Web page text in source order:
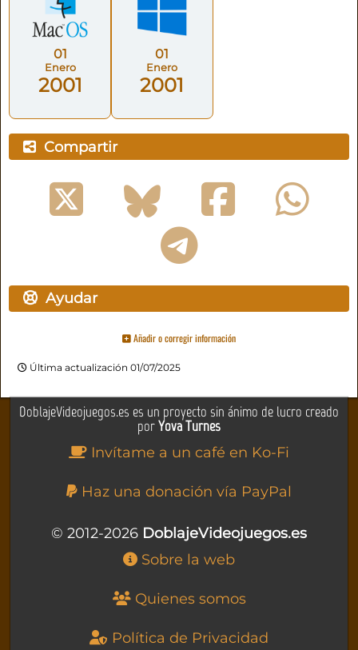
01
Enero
2001
01
Enero
2001
Compartir
Ayudar
Añadir o corregir información
Última actualización 01/07/2025
DoblajeVideojuegos.es es un proyecto sin ánimo de lucro creado
porYova Turnes
Invítame a un café en Ko-Fi
Haz una donación vía PayPal
© 2012-2026 DoblajeVideojuegos.es
Sobre la web
Quienes somos
Política de Privacidad